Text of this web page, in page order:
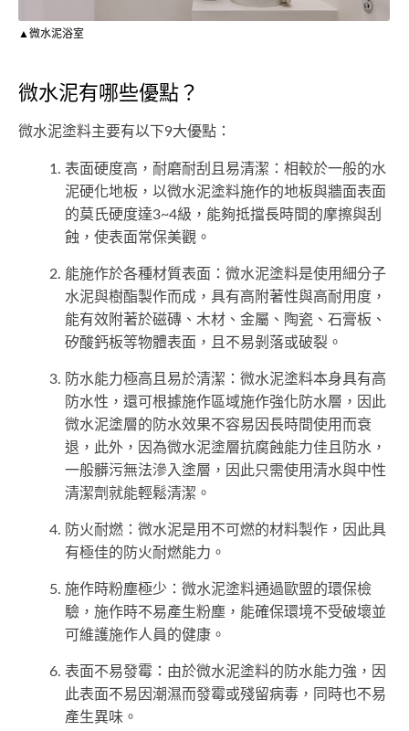
▲微水泥浴室
微水泥有哪些優點？
微水泥塗料主要有以下9大優點：
表面硬度高，耐磨耐刮且易清潔：相較於一般的水
泥硬化地板，以微水泥塗料施作的地板與牆面表面
的莫氏硬度達3~4級，能夠抵擋長時間的摩擦與刮
蝕，使表面常保美觀。
能施作於各種材質表面：微水泥塗料是使用細分子
水泥與樹酯製作而成，具有高附著性與高耐用度，
能有效附著於磁磚、木材、金屬、陶瓷、石膏板、
矽酸鈣板等物體表面，且不易剝落或破裂。
防水能力極高且易於清潔：微水泥塗料本身具有高
防水性，還可根據施作區域施作強化防水層，因此
微水泥塗層的防水效果不容易因長時間使用而衰
退，此外，因為微水泥塗層抗腐蝕能力佳且防水，
一般髒污無法滲入塗層，因此只需使用清水與中性
清潔劑就能輕鬆清潔。
防火耐燃：微水泥是用不可燃的材料製作，因此具
有極佳的防火耐燃能力。
施作時粉塵極少：微水泥塗料通過歐盟的環保檢
驗，施作時不易產生粉塵，能確保環境不受破壞並
可維護施作人員的健康。
表面不易發霉：由於微水泥塗料的防水能力強，因
此表面不易因潮濕而發霉或殘留病毒，同時也不易
產生異味。